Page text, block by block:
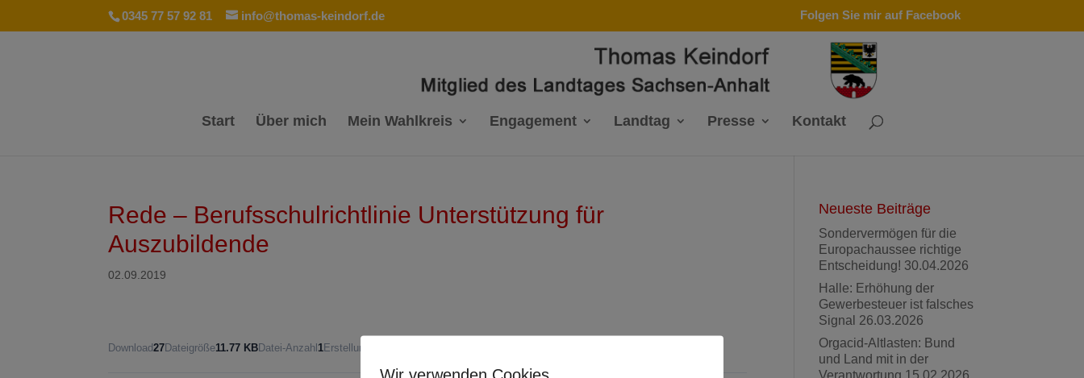
0345 77 57 92 81 info@thomas-keindorf.de Folgen Sie mir auf Facebook
Start Über mich Mein Wahlkreis Engagement Landtag Presse Kontakt
Rede – Berufsschulrichtlinie Unterstützung für
Auszubildende
02.09.2019
Download27Dateigröße11.77 KBDatei-Anzahl 1Erstellungsdatum
Neueste Beiträge
Sondervermögen für die
Europachaussee richtige
Entscheidung! 30.04.2026
Halle: Erhöhung der
Gewerbesteuer ist falsches
Signal 26.03.2026
Orgacid-Altlasten: Bund
und Land mit in der
Verantwortung 15.02.2026
Wir verwenden Cookies